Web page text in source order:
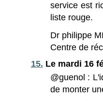
service est
liste rouge.
Dr philippe
Centre de
15. Le mardi 16
@guenol :
de monter